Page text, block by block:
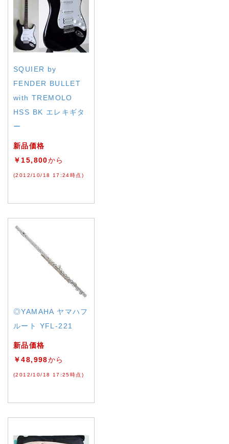
SQUIER by
FENDER BULLET
with TREMOLO
HSS BK エレキギタ
ー
新品価格
￥15,800から
(2012/10/18 17:24時点)
◎YAMAHA ヤマハフ
ルート YFL-221
新品価格
￥48,998から
(2012/10/18 17:25時点)